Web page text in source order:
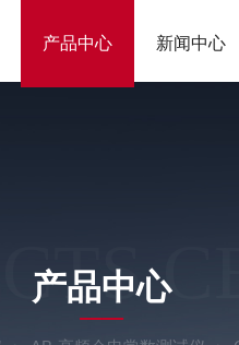
产品中心 新闻中心
产品中心